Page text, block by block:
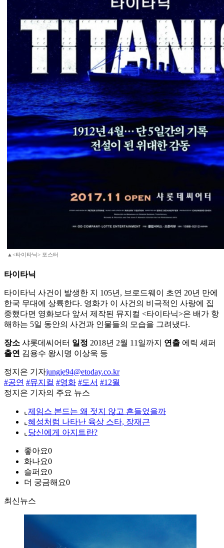
▲<타이타닉> 포스터
타이타닉
타이타닉 사건이 발생한 지 105년, 브로드웨이 초연 20년 만에
한국 무대에 상륙한다. 영화가 이 사건의 비극적인 사랑에 집
중했다면 영화보다 앞서 제작된 뮤지컬 <타이타닉>은 배가 항
해하는 5일 동안의 사건과 인물들의 모습을 그려냈다.
장소 샤롯데씨어터 일정 2018년 2월 11일까지 연출 에릭 셰퍼
출연 김용수 왕시명 이상욱 등
정지은 기자jungje94@etoday.co.kr
#공연 #뮤지컬 #영화 #도서 #12월
정지은 기자의 주요 뉴스
⌞ 제임스 본드는 왜 젓지 않고 흔들었을까
⌞ 혜성처럼 나타난 육상 스타, 장재근
⌞ 당신에게 아지트란?
좋아요0
화나요0
슬퍼요0
더 궁금해요0
최신뉴스